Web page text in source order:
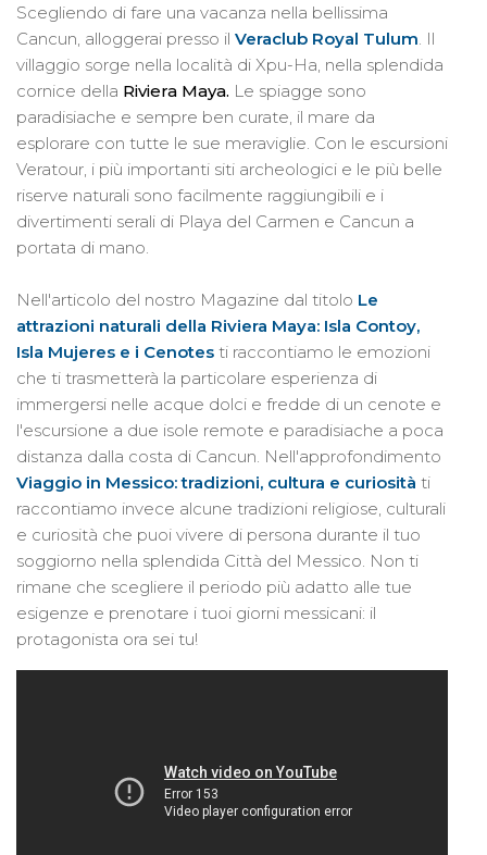
Scegliendo di fare una vacanza nella bellissima
Cancun, alloggerai presso il Veraclub Royal Tulum . Il
villaggio sorge nella località di Xpu-Ha, nella splendida
cornice della Riviera Maya. Le spiagge sono
paradisiache e sempre ben curate, il mare da
esplorare con tutte le sue meraviglie. Con le escursioni
Veratour, i più importanti siti archeologici e le più belle
riserve naturali sono facilmente raggiungibili e i
divertimenti serali di Playa del Carmen e Cancun a
portata di mano.
Nell'articolo del nostro Magazine dal titolo Le
attrazioni naturali della Riviera Maya: Isla Contoy,
Isla Mujeres e i Cenotes ti raccontiamo le emozioni
che ti trasmetterà la particolare esperienza di
immergersi nelle acque dolci e fredde di un cenote e
l'escursione a due isole remote e paradisiache a poca
distanza dalla costa di Cancun. Nell'approfondimento
Viaggio in Messico: tradizioni, cultura e curiosità ti
raccontiamo invece alcune tradizioni religiose, culturali
e curiosità che puoi vivere di persona durante il tuo
soggiorno nella splendida Città del Messico. Non ti
rimane che scegliere il periodo più adatto alle tue
esigenze e prenotare i tuoi giorni messicani: il
protagonista ora sei tu!